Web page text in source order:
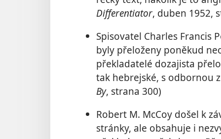
Differentiator, duben 1952,
Spisovatel Charles Francis
byly přeloženy poněkud
překladatelé dozajista
tak hebrejské, s odbornou
By, strana 300)
Robert M. McCoy došel k
stránky, ale obsahuje i